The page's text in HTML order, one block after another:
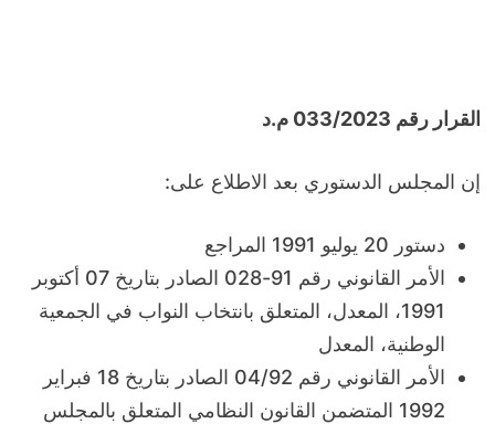
القرار رقم 033/2023 م.د
إن المجلس الدستوري بعد الاطلاع على:
دستور 20 يوليو 1991 المراجع
الأمر القانوني رقم 91-028 الصادر بتاريخ 07 أكتوبر
1991، المعدل، المتعلق بانتخاب النواب في الجمعية
الوطنية، المعدل
الأمر القانوني رقم 04/92 الصادر بتاريخ 18 فبراير
1992 المتضمن القانون النظامي المتعلق بالمجلس